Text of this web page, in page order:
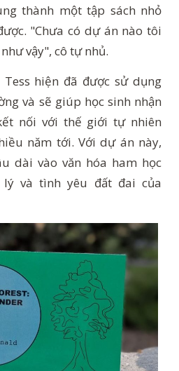
thành một tập sách nhỏ
"Chưa có dự án nào tôi
vậy", cô tự nhủ.
hiện đã được sử dụng
và sẽ giúp học sinh nhận
nối với thế giới tự nhiên
năm tới. Với dự án này,
dài vào văn hóa ham học
và tình yêu đất đai của